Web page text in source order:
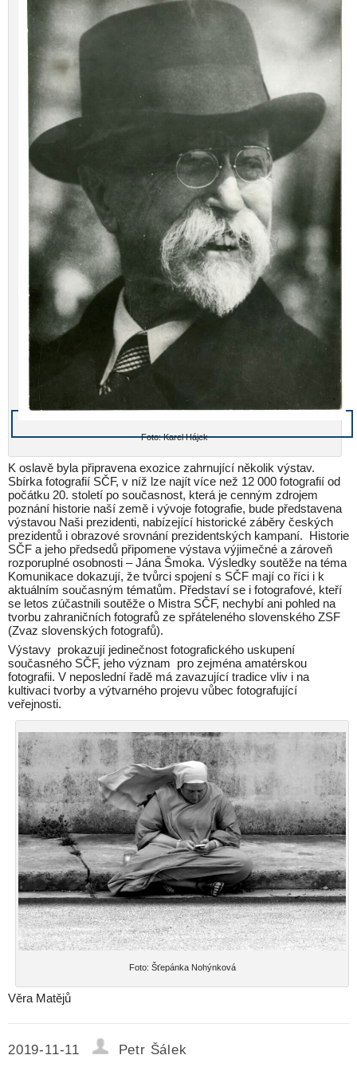
Foto: Karel Hájek
K oslavě byla připravena exozice zahrnující několik výstav.
Sbírka fotografií SČF, v níž lze najít více než 12 000 fotografií od
počátku 20. století po současnost, která je cenným zdrojem
poznání historie naší země i vývoje fotografie, bude představena
výstavou Naši prezidenti, nabízející historické záběry českých
prezidentů i obrazové srovnání prezidentských kampaní. Historie
SČF a jeho předsedů připomene výstava výjimečné a zároveň
rozporuplné osobnosti – Jána Šmoka. Výsledky soutěže na téma
Komunikace dokazují, že tvůrci spojení s SČF mají co říci i k
aktuálním současným tématům. Představí se i fotografové, kteří
se letos zúčastnili soutěže o Mistra SČF, nechybí ani pohled na
tvorbu zahraničních fotografů ze spřáteleného slovenského ZSF
(Zvaz slovenských fotografů).
Výstavy prokazují jedinečnost fotografického uskupení
současného SČF, jeho význam pro zejména amatérskou
fotografii. V neposlední řadě má zavazující tradice vliv i na
kultivaci tvorby a výtvarného projevu vůbec fotografující
veřejnosti.
Foto: Šťepánka Nohýnková
Věra Matějů
2019-11-11 Petr Šálek